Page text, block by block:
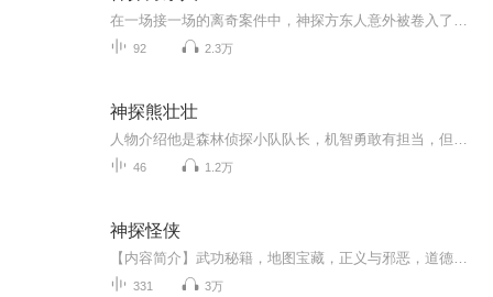
92 2.3万
神探熊壮壮
46 1.2万
神探怪侠
331 3万